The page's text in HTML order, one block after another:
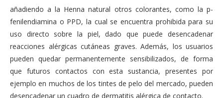
añadiendo a la Henna natural otros colorantes, como la p-
fenilendiamina o PPD, la cual se encuentra prohibida para su
uso directo sobre la piel, dado que puede desencadenar
reacciones alérgicas cutáneas graves. Además, los usuarios
pueden quedar permanentemente sensibilizados, de forma
que futuros contactos con esta sustancia, presentes por
ejemplo en muchos de los tintes de pelo del mercado, pueden
desencadenar un cuadro de dermatitis alérgica de contacto.